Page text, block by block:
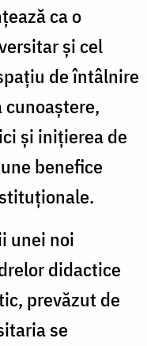
ca o
și cel
de întâlnire
cunoaștere,
și inițierea de
benefice
unei noi
didactice
prevăzut de
se